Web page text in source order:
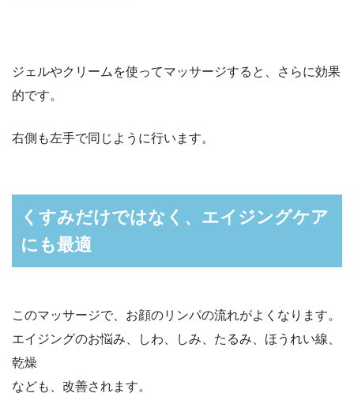
ジェルやクリームを使ってマッサージすると、さらに効果
的です。
右側も左手で同じように行います。
くすみだけではなく、エイジングケア
にも最適
このマッサージで、お顔のリンパの流れがよくなります。
エイジングのお悩み、しわ、しみ、たるみ、ほうれい線、
乾燥
なども、改善されます。